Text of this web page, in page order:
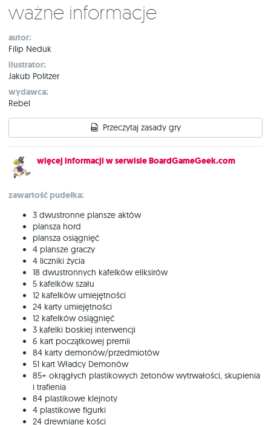
Ważne informacje
autor:
Filip Neduk
ilustrator:
Jakub Politzer
wydawca:
Rebel
Przeczytaj zasady gry
więcej informacji w serwisie BoardGameGeek.com
zawartość pudełka:
3 dwustronne plansze aktów
plansza hord
plansza osiągnięć
4 plansze graczy
4 liczniki życia
18 dwustronnych kafelków eliksirów
5 kafelków szału
12 kafelków umiejętności
24 karty umiejętności
12 kafelków osiągnięć
3 kafelki boskiej interwencji
6 kart początkowej premii
84 karty demonów/przedmiotów
51 kart Władcy Demonów
85+ okrągłych plastikowych żetonów wytrwałości, skupienia
i trafienia
84 plastikowe klejnoty
4 plastikowe figurki
24 drewniane kości